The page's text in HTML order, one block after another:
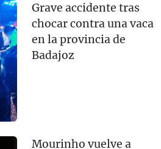
Grave accidente tras
chocar contra una vaca
en la provincia de
Badajoz
Mourinho vuelve a